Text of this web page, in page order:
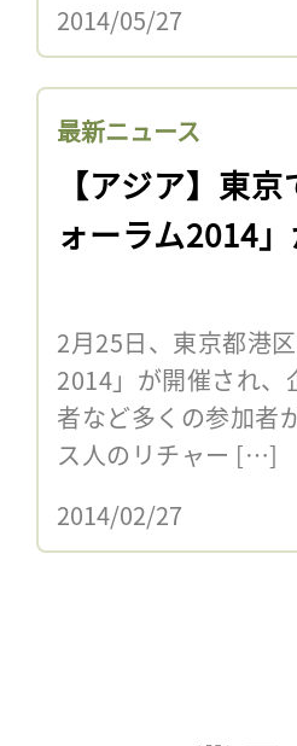
2014/05/27
最新ニュース
【アジア】東
ォーラム2014
2月25日、東京都港
2014」が開催され、
者など多くの参加者
ス人のリチャー […]
2014/02/27